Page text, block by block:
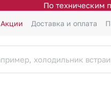
По техническим
Акции Доставка и оплата